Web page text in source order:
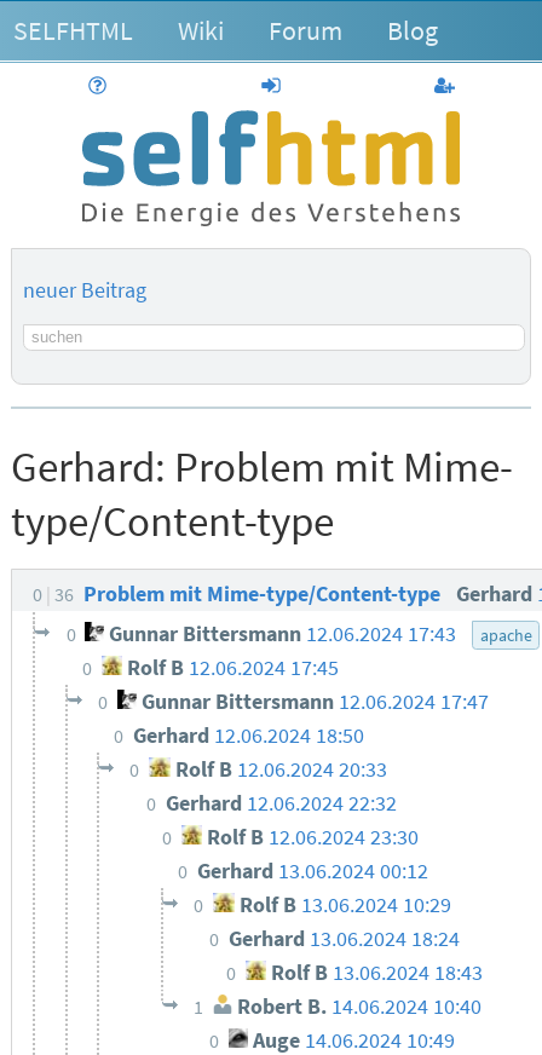
SELFHTML Wiki Forum Blog
anmelden
neuer Beitrag
Suchbegriff
Gerhard: Problem mit Mime-
type/Content-type
0 36 Problem mit Mime-type/Content-type Gerhard
0 Gunnar Bittersmann 12.06.2024 17:43 apache
0 Rolf B 12.06.2024 17:45
0 Gunnar Bittersmann 12.06.2024 17:47
0 Gerhard 12.06.2024 18:50
0 Rolf B 12.06.2024 20:33
0 Gerhard 12.06.2024 22:32
0 Rolf B 12.06.2024 23:30
0 Gerhard 13.06.2024 00:12
0 Rolf B 13.06.2024 10:29
0 Gerhard 13.06.2024 18:24
0 Rolf B 13.06.2024 18:43
1 Robert B. 14.06.2024 10:40
0 Auge 14.06.2024 10:49